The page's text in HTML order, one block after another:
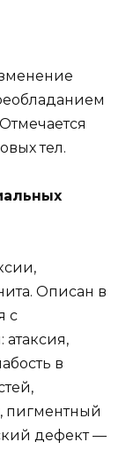
тел.
Описан в
с
атаксия,
в
пигментный
дефект —